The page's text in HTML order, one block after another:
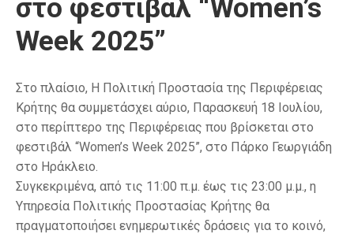
στο φεστιβάλ “Women’s
Week 2025”
Στο πλαίσιο, Η Πολιτική Προστασία της Περιφέρειας
Κρήτης θα συμμετάσχει αύριο, Παρασκευή 18 Ιουλίου,
στο περίπτερο της Περιφέρειας που βρίσκεται στο
φεστιβάλ “Women’s Week 2025”, στο Πάρκο Γεωργιάδη
στο Ηράκλειο.
Συγκεκριμένα, από τις 11:00 π.μ. έως τις 23:00 μ.μ., η
Υπηρεσία Πολιτικής Προστασίας Κρήτης θα
πραγματοποιήσει ενημερωτικές δράσεις για το κοινό,